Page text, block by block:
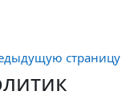
страницу